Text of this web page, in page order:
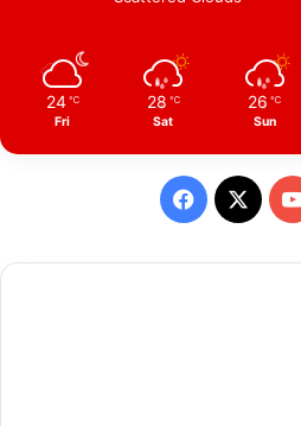
24 ℃
Fri
28 ℃
Sat
26 ℃
Sun
Facebook
X